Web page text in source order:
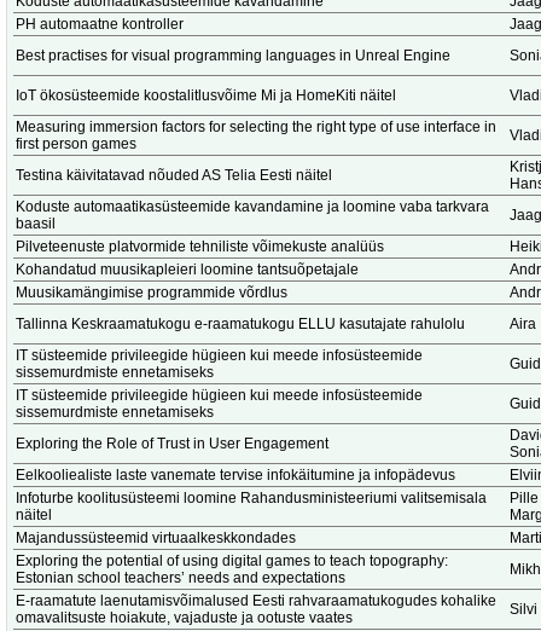
PH automaatne kontroller
Best practises for visual programming languages in Unreal Engine
IoT ökosüsteemide koostalitlusvõime Mi ja HomeKiti näitel
Measuring immersion factors for selecting the right type of use interface in
first person games
Testina käivitatavad nõuded AS Telia Eesti näitel
Koduste automaatikasüsteemide kavandamine ja loomine vaba tarkvara
baasil
Pilveteenuste platvormide tehniliste võimekuste analüüs
Kohandatud muusikapleieri loomine tantsuõpetajale
Muusikamängimise programmide võrdlus
Tallinna Keskraamatukogu e-raamatukogu ELLU kasutajate rahulolu
Aira
IT süsteemide privileegide hügieen kui meede infosüsteemide
sissemurdmiste ennetamiseks
IT süsteemide privileegide hügieen kui meede infosüsteemide
sissemurdmiste ennetamiseks
Exploring the Role of Trust in User Engagement
Eelkooliealiste laste vanemate tervise infokäitumine ja infopädevus
Infoturbe koolitusüsteemi loomine Rahandusministeeriumi valitsemisala
näitel
Majandussüsteemid virtuaalkeskkondades
Exploring the potential of using digital games to teach topography:
Estonian school teachers’ needs and expectations
E-raamatute laenutamisvõimalused Eesti rahvaraamatukogudes kohalike
omavalitsuste hoiakute, vajaduste ja ootuste vaates
Silvi